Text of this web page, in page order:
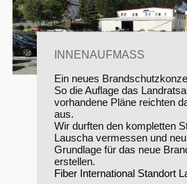
INNENAUFMASS
Ein neues
So die Auflage das
vorhandene Pläne reichten
aus.
Wir durften den kompletten
Lauscha vermessen und
Grundlage für das neue
erstellen.
Fiber International Standort